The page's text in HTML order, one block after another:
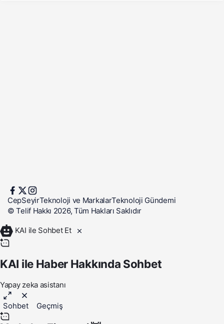
CepSeyirTeknoloji ve MarkalarTeknoloji Gündemi
© Telif Hakkı 2026, Tüm Hakları Saklıdır
KAI ile Sohbet Et
KAI ile Haber Hakkında Sohbet
Yapay zeka asistanı
Sohbet Geçmiş